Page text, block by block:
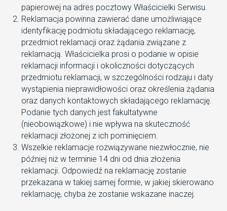
papierowej na adres pocztowy Właścicielki Serwisu.
Reklamacja powinna zawierać dane umożliwiające
identyfikację podmiotu składającego reklamację,
przedmiot reklamacji oraz żądania związane z
reklamacją. Właścicielka prosi o podanie w opisie
reklamacji informacji i okoliczności dotyczących
przedmiotu reklamacji, w szczególności rodzaju i daty
wystąpienia nieprawidłowości oraz określenia żądania
oraz danych kontaktowych składającego reklamację.
Podanie tych danych jest fakultatywne
(nieobowiązkowe) i nie wpływa na skuteczność
reklamacji złożonej z ich pominięciem.
Wszelkie reklamacje rozwiązywane niezwłocznie, nie
później niż w terminie 14 dni od dnia złożenia
reklamacji. Odpowiedź na reklamację zostanie
przekazana w takiej samej formie, w jakiej skierowano
reklamację, chyba że zostanie wskazane inaczej.